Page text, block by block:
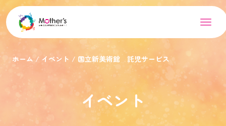
ホーム イベント 国立新美術館 託児サービス
イベント